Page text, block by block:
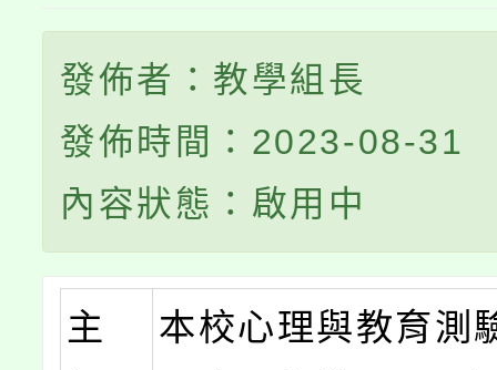
發佈者：教學組長
發佈時間：2023-08-31
內容狀態：啟用中
主
本校心理與教育測